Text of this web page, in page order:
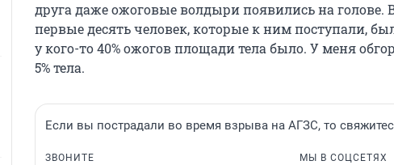
друга даже ожоговые волдыри появились на голове.
первые десять человек, которые к ним поступали,
у кого-то 40% ожогов площади тела было. У меня
5% тела.
Если вы пострадали во время взрыва на АГЗС, то
ЗВОНИТЕ МЫ В СОЦСЕТЯХ